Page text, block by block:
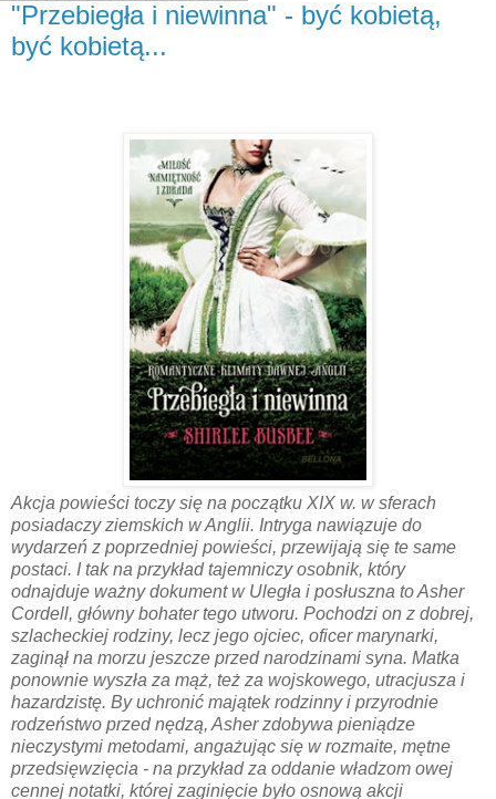
"Przebiegła i niewinna" - być kobietą,
być kobietą...
Akcja powieści toczy się na początku XIX w. w sferach
posiadaczy ziemskich w Anglii. Intryga nawiązuje do
wydarzeń z poprzedniej powieści, przewijają się te same
postaci. I tak na przykład tajemniczy osobnik, który
odnajduje ważny dokument w Uległa i posłuszna to Asher
Cordell, główny bohater tego utworu. Pochodzi on z dobrej,
szlacheckiej rodziny, lecz jego ojciec, oficer marynarki,
zaginął na morzu jeszcze przed narodzinami syna. Matka
ponownie wyszła za mąż, też za wojskowego, utracjusza i
hazardzistę. By uchronić majątek rodzinny i przyrodnie
rodzeństwo przed nędzą, Asher zdobywa pieniądze
nieczystymi metodami, angażując się w rozmaite, mętne
przedsięwzięcia - na przykład za oddanie władzom owej
cennej notatki, której zaginięcie było osnową akcji